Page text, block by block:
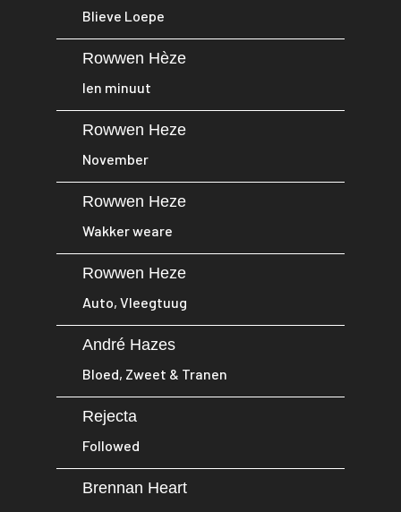
Blieve Loepe
Rowwen Hèze
Ien minuut
Rowwen Heze
November
Rowwen Heze
Wakker weare
Rowwen Heze
Auto, Vleegtuug
André Hazes
Bloed, Zweet & Tranen
Rejecta
Followed
Brennan Heart